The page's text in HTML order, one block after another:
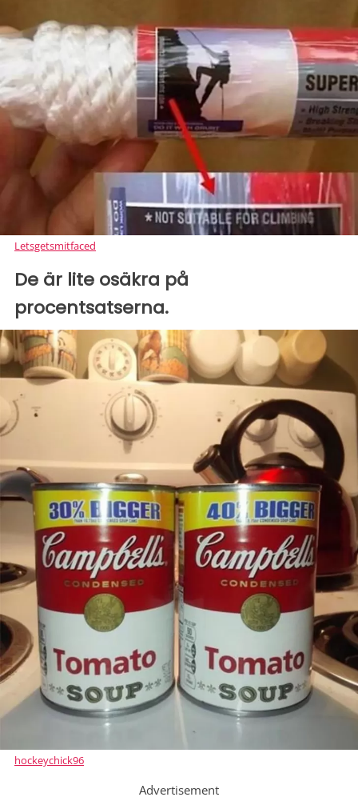
Letsgetsmitfaced
De är lite osäkra på
procentsatserna.
hockeychick96
Advertisement